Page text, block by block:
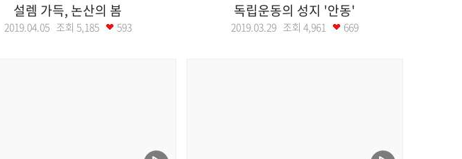
설렘 가득, 논산의 봄
2019.04.05 조회 5,185 593
독립운동의 성지 '안동'
2019.03.29 조회 4,961 669